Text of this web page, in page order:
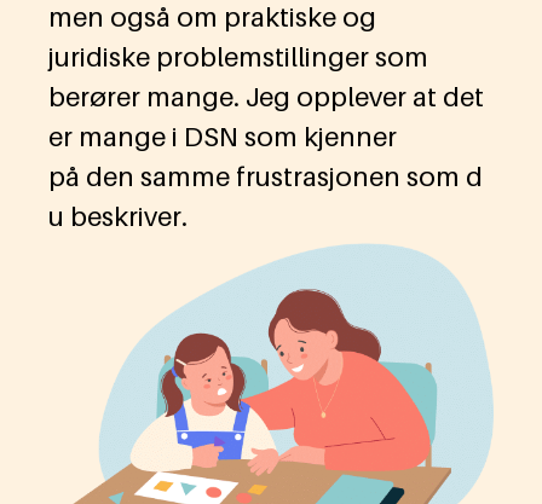
men også om praktiske og
juridiske problemstillinger som
berører mange. Jeg opplever at det
er mange i DSN som kjenner
på den samme frustrasjonen som d
u beskriver.